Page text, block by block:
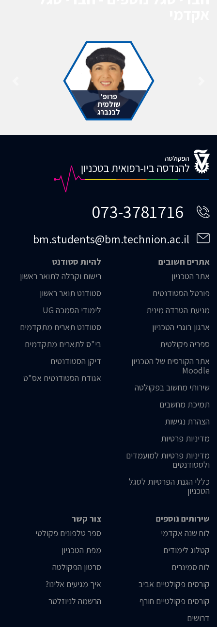
פרופ'
שולמית
לבנברג
073-3781716
bm.students@bm.technion.ac.il
אתרים חשובים
אתר הטכניון
פורטל הסטודנטים
מניעת הטרדה מינית
ארגון בוגרי הטכניון
ספריה פקולטית
אתר הקורסים של הטכניון
Moodle
שירותי מחשוב בפקולטה
תמיכת מחשבים
הצהרת נגישות
מדיניות פרטיות
מדיניות פרטיות למועמדים
ולסטודנטים
כללי הגנת הפרטיות לסגל
הטכניון
להיות סטודנט
רישום וקבלה לתואר ראשון
סטודנט תואר ראשון
לימודי הסמכה UG
סטודנט תארים מתקדמים
בי"ס לתארים מתקדמים
דיקן הסטודנטים
אגודת הסטודנטים אס"ט
שירותים נוספים
לוח שנה אקדמי
קטלוג לימודים
לוח סמינרים
קורסים פקולטיים אביב
קורסים פקולטיים חורף
דרושים
צור קשר
ספר טלפונים פקולטי
מפת הטכניון
סרטון הפקולטה
איך מגיעים אלינו?
הרשמה לניוזלטר